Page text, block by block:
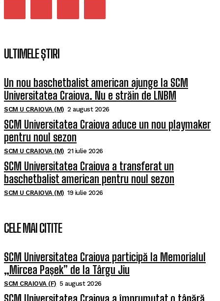
ULTIMELE ȘTIRI
Un nou baschetbalist american ajunge la SCM
Universitatea Craiova. Nu e străin de LNBM
SCM U CRAIOVA (M) 2 august 2026
SCM Universitatea Craiova aduce un nou playmaker
pentru noul sezon
SCM U CRAIOVA (M) 21 iulie 2026
SCM Universitatea Craiova a transferat un
baschetbalist american pentru noul sezon
SCM U CRAIOVA (M) 19 iulie 2026
CELE MAI CITITE
SCM Universitatea Craiova participă la Memorialul
„Mircea Pașek” de la Târgu Jiu
SCM CRAIOVA (F) 5 august 2026